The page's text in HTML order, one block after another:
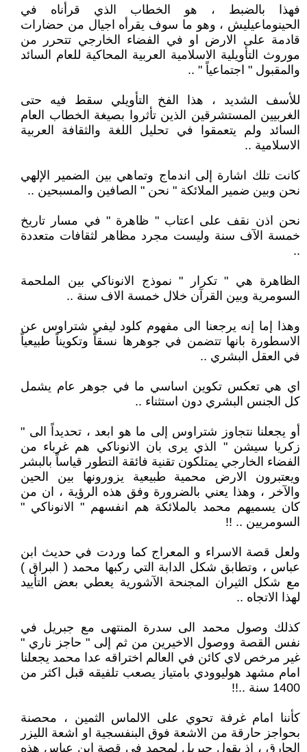
فهذا بالضبط ، هو الخطاب الذي قرأناه في
الحينوماعيليش ، وهو ما سوف يقرأه اجيال من حضارات
قادمة على الارض او في الفضاء الخارجي تتحرر من
موروث التأويلية الاسلامية العربية المحاكية للعام السائد
والمقبول " اجتماعياً " ..
للأسف الشديد ، هذا الفخ التأويلي سقط فيه حتى
الغربيين المستشرقين الذين تأثروا بصيغة الخطاب العام
السائد ولم يتعمقوا في تحليل اللغة والثقافة العربية
الاسلامية ..
كانت تلك اشارة إلى اندماج وتماهي بين الضمير الإلهي
نحن وبين ضمير الملائكة " نحن " الصافين والمسبحين ..
نحن اذن نقف على اعتاب " ظاهرة " في مسار تاريخ
خمسة الآف سنة وليست مجرد مظاهر لثقافات متعددة
..
الظاهرة هي " تكرار " نموذج الانوناكي بين الملحمة
السومرية وبين القرآن خلال خمسة الاف سنة ..
وهذا إما إنه يرجعنا الى مفهوم كلود ليفي شتراوس عن
الاسطورة بانها تتضمن في جوهرها نسقاً وتكويناً طبيعياً
في العقل البشري ..
اي هي تعكس تكوين اساسي ما في جوهر عام يشمل
كل الجنس البشري دون استثناء ..
أو يجعلنا نتجاوز شتراوس إلى ما هو ابعد ، تحديداً الى "
زكريا سيشن " الذي يرى بان الانوناكي هم غرباء من
الفضاء الخارجي يمتلكون تقنية فائقة التطور قياساً بالبشر
ويعتبرون الارض محمية طبيعية يزورونها بين الحين
والآخر ، وهذا يعني بالضرورة وفق هذه الرؤية ، ان من
كان يسميهم محمد بالملائكة هم انفسهم " الانوناكي "
السومريين .. !!
ولعل قصة الاسراء و المعراج كما وردت في حديث ابن
عباس ، وتطابق شكل الدابة التي ركبها محمد ( البراق )
مع شكل الثيران المجنحة الآشورية يعطي بعض التأييد
لهذا الاتجاه ..
كذلك وصول محمد الى سدرة المنتهى مع جبريل في
نفس القصة ووصول الاخيرين من ثم إلى " حاجز ناري "
غير مرخص لاي كائن في العالم اختراقه عدا محمد يجعلنا
امام مشهد هوليوودي بامتياز يصعب تلفيقه قبل اكثر من
1400 سنة ..!!
كأننا امام غرفة تحوي على الالماس الثمين ، محصنة
بحواجز حارقة من الاشعة فوق البنفسجية او اشعة الليزر
الحارق ، اذ يقول جبريل لمحمد في قصة ابن عباس هذه